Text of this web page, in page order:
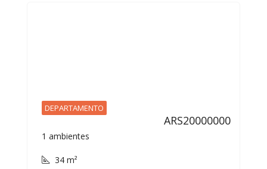
DEPARTAMENTO
ARS20000000
1 ambientes
34 m²